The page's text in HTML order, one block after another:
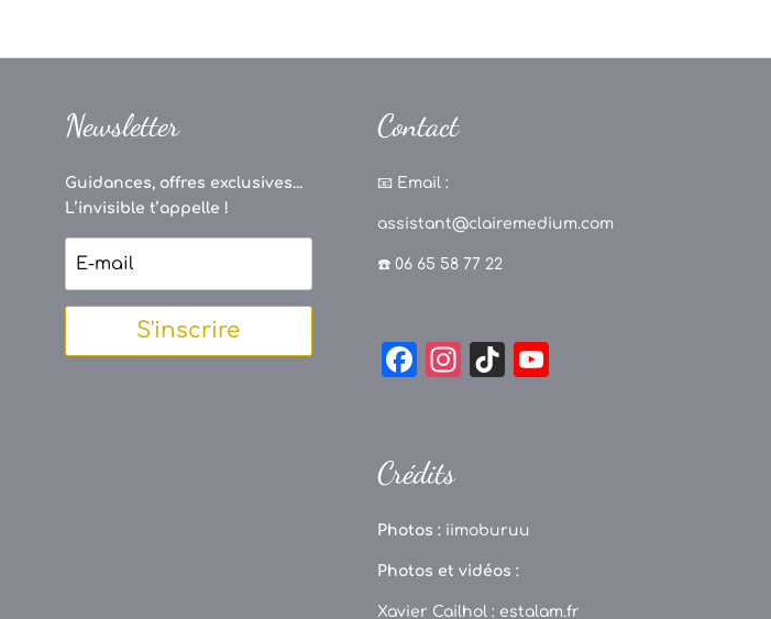
Newsletter
Guidances, offres exclusives...
L’invisible t’appelle !
S'inscrire
Contact
📧 Email :
assistant@clairemedium.com
☎️ 06 65 58 77 22
F
e
o
o
k
In
a
m
Ti
C
Crédits
Photos : iimoburuu
Photos et vidéos :
Xavier Cailhol : estalam.fr